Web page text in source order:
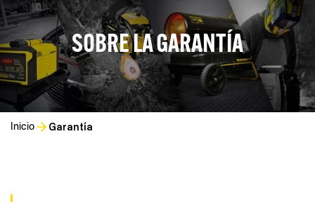
Inicio Garantía
SOBRE LA GARANTÍA